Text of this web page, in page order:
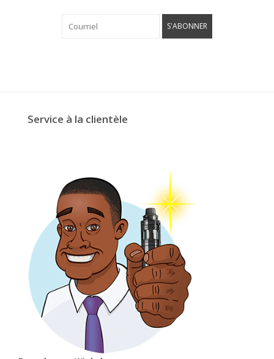
S'ABONNER
Service à la clientèle